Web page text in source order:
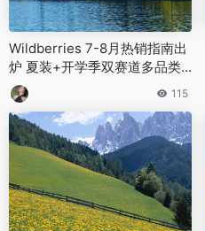
Wildberries 7-8月热销指南出
炉 夏装+开学季双赛道多品类
涨幅超60%
115